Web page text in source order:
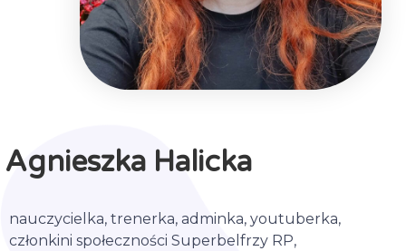
Agnieszka Halicka
nauczycielka, trenerka, adminka, youtuberka,
członkini społeczności Superbelfrzy RP,